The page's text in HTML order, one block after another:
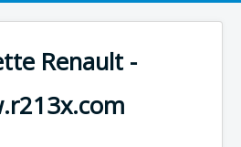
Renault -